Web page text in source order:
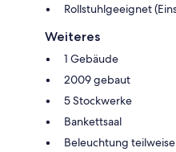
Rollstuhlgeeignet
Weiteres
1 Gebäude
2009 gebaut
5 Stockwerke
Bankettsaal
Beleuchtung teilweise